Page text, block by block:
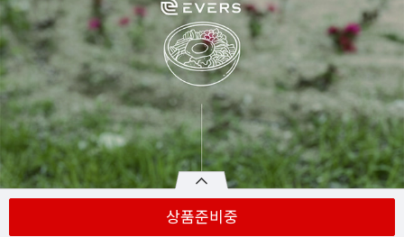
상품준비중